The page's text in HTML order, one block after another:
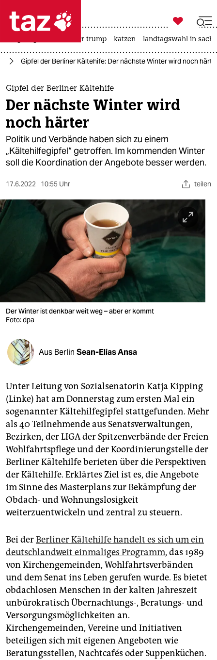
 taz zahl ich
taz zahl ich
themen
politik
öko
gesellschaft
sport
wahrheit
verlag
veranstaltungen
shop
fragen & hilfe
abo
genossenschaft
epaper login

taz zahl ich
usa unter trump katzen landtagswahl in
Gipfel der Berliner Kältehife: Der nächste Winter wird noch
Gipfel der Berliner Kältehife
Der nächste Winter wird
noch härter
Politik und Verbände haben sich zu einem
„Kältehilfegipfel“ getroffen. Im kommenden Winter
soll die Koordination der Angebote besser werden.
17.6.2022 10:55 Uhr teilen
Der Winter ist denkbar weit weg – aber er kommt
Foto: dpa
Aus Berlin Sean-Elias Ansa
Unter Leitung von Sozialsenatorin Katja Kipping
(Linke) hat am Donnerstag zum ersten Mal ein
sogenannter Kältehilfegipfel stattgefunden. Mehr
als 40 Teilnehmende aus Senatsverwaltungen,
Bezirken, der LIGA der Spitzenverbände der Freien
Wohlfahrtspflege und der Koordinierungstelle der
Berliner Kältehilfe berieten über die Perspektiven
der Kältehilfe. Erklärtes Ziel ist es, die Angebote
im Sinne des Masterplans zur Bekämpfung der
Obdach- und Wohnungslosigkeit
weiterzuentwickeln und zentral zu steuern.
Bei derBerliner Kältehilfe handelt es sich um ein
deutschlandweit einmaliges Programm, das 1989
von Kirchengemeinden, Wohlfahrtsverbänden
und dem Senat ins Leben gerufen wurde. Es bietet
obdachlosen Menschen in der kalten Jahreszeit
unbürokratisch Übernachtungs-, Beratungs- und
Versorgungsmöglichkeiten an.
Kirchengemeinden, Vereine und Initiativen
beteiligen sich mit eigenen Angeboten wie
Beratungsstellen, Nachtcafés oder Suppenküchen.